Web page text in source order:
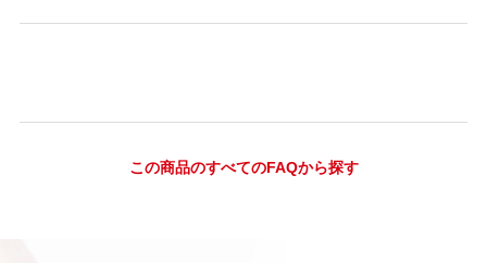
この商品のすべてのFAQから探す